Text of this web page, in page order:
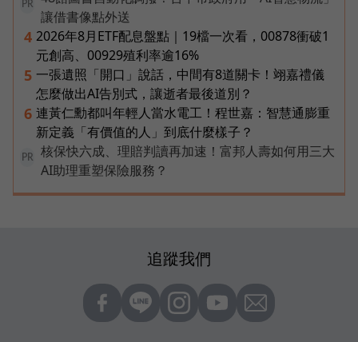
PR
讓借書像點外送
4 2026年8月ETF配息盤點｜19檔一次看，00878衝破1
元創高、00929殖利率逾16%
5 一張遺照「開口」說話，中間有8道關卡！翊嘉禮儀
怎麼做出AI告別式，讓逝者最後道別？
6 連黃仁勳都叫年輕人當水電工！程世嘉：智慧通膨重
新定義「有價值的人」到底什麼樣子？
PR
核保快六成、理賠判讀再加速！富邦人壽如何用三大
AI助理重塑保險服務？
追蹤我們